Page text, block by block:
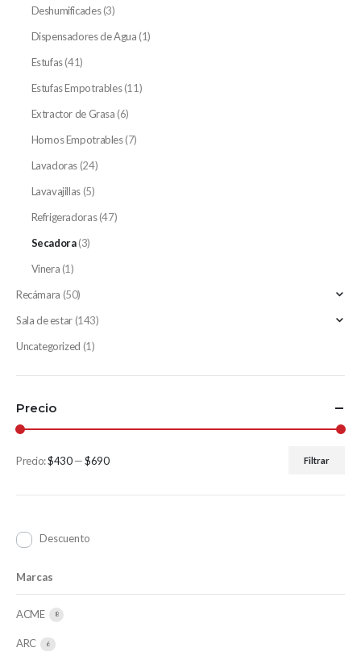
Deshumificades (3)
Dispensadores de Agua (1)
Estufas(41)
Estufas Empotrables (11)
Extractor de Grasa (6)
Hornos Empotrables (7)
Lavadoras (24)
Lavavajillas (5)
Refrigeradoras (47)
Secadora (3)
Vinera (1)
Recámara (50)
Sala de estar (143)
Uncategorized (1)
Precio
Filtrar
Precio:$430—$690
Descuento
Marcas
ACME 8
ARC 6